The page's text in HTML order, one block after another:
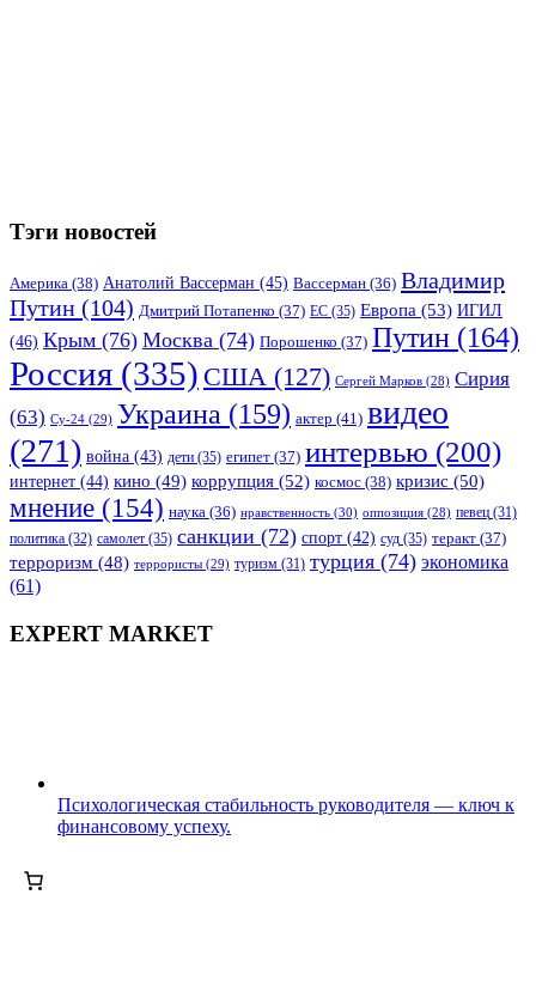
Тэги новостей
Америка (38) Анатолий Вассерман (45) Вассерман (36) Владимир
Путин (104) Дмитрий Потапенко (37) ЕС (35) Европа (53) ИГИЛ
(46) Крым (76) Москва (74) Порошенко (37) Путин (164)
Россия (335) США (127) Сергей Марков (28) Сирия
(63) Су-24 (29) Украина (159) актер (41) видео
(271) война (43) дети (35) египет (37) интервью (200)
интернет (44) кино (49) коррупция (52) космос (38) кризис (50)
мнение (154) наука (36) нравственность (30) оппозиция (28) певец (31)
политика (32) самолет (35) санкции (72) спорт (42) суд (35) теракт (37)
терроризм (48) террористы (29) туризм (31) турция (74) экономика
(61)
EXPERT MARKET
Психологическая стабильность руководителя — ключ к
финансовому успеху.